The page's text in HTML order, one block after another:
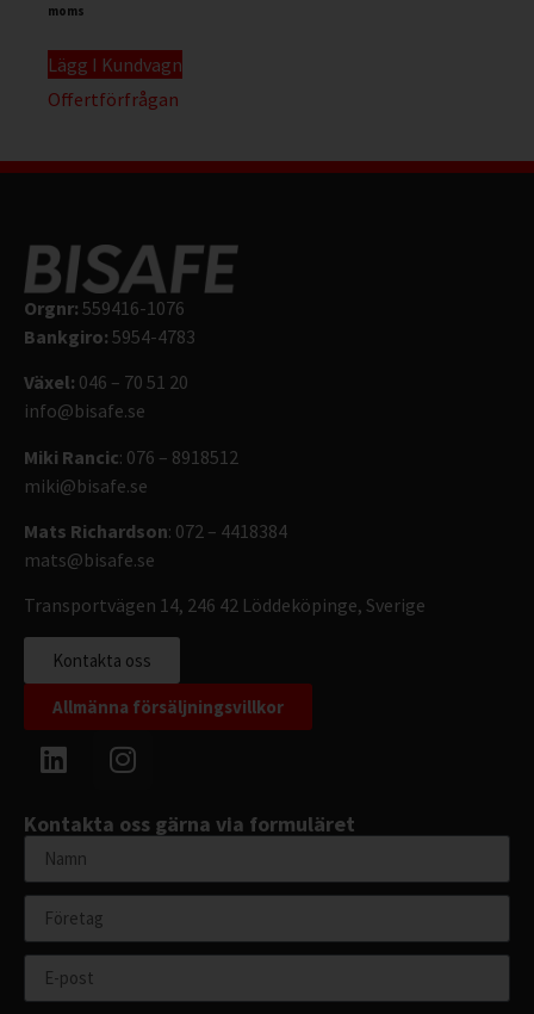
moms
Lägg I Kundvagn
Offertförfrågan
Orgnr: 559416-1076
Bankgiro: 5954-4783
Växel: 046 – 70 51 20
info@bisafe.se
Miki Rancic: 076 – 8918512
miki@bisafe.se
Mats Richardson: 072 – 4418384
mats@bisafe.se
Transportvägen 14, 246 42 Löddeköpinge, Sverige
Kontakta oss
Allmänna försäljningsvillkor
Kontakta oss gärna via formuläret